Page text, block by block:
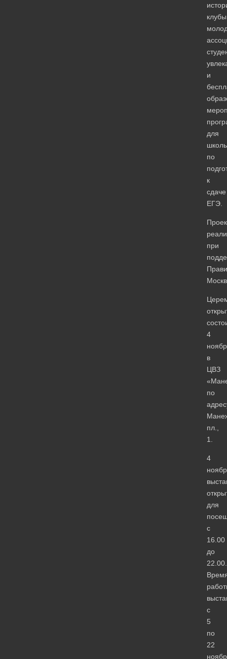
и
для
по
к
сдаче
ЕГЭ.
при
4
в
ЦВЗ
по
пл.,
1.
4
для
с
16.00
до
22.00.
с
5
по
22